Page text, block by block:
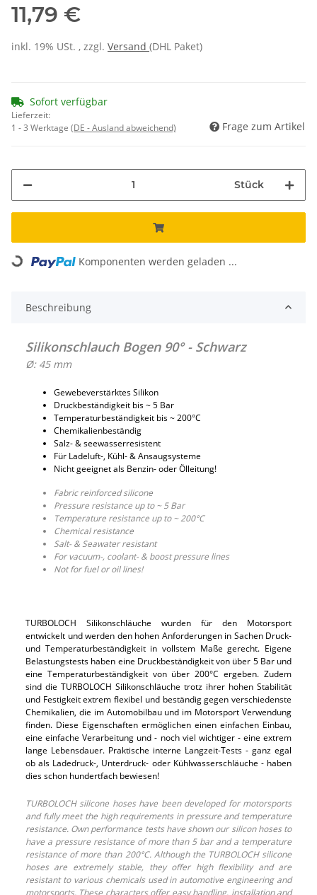
11,79 €
inkl. 19% USt. , zzgl. Versand (DHL Paket)
Sofort verfügbar
Lieferzeit:
1 - 3 Werktage (DE - Ausland abweichend) Frage zum Artikel
Stück
Loading... Komponenten werden geladen ...
Beschreibung
Silikonschlauch Bogen 90° - Schwarz
Ø: 45 mm
Gewebeverstärktes Silikon
Druckbeständigkeit bis ~ 5 Bar
Temperaturbeständigkeit bis ~ 200°C
Chemikalienbeständig
Salz- & seewasserresistent
Für Ladeluft-, Kühl- & Ansaugsysteme
Nicht geeignet als Benzin- oder Ölleitung!
Fabric reinforced silicone
Pressure resistance up to ~ 5 Bar
Temperature resistance up to ~ 200°C
Chemical resistance
Salt- & Seawater resistant
For vacuum-, coolant- & boost pressure lines
Not for fuel or oil lines!
TURBOLOCH Silikonschläuche wurden für den Motorsport
entwickelt und werden den hohen Anforderungen in Sachen Druck-
und Temperaturbeständigkeit in vollstem Maße gerecht. Eigene
Belastungstests haben eine Druckbeständigkeit von über 5 Bar und
eine Temperaturbeständigkeit von über 200°C ergeben. Zudem
sind die TURBOLOCH Silikonschläuche trotz ihrer hohen Stabilität
und Festigkeit extrem flexibel und beständig gegen verschiedenste
Chemikalien, die im Automobilbau und im Motorsport Verwendung
finden. Diese Eigenschaften ermöglichen einen einfachen Einbau,
eine einfache Verarbeitung und - noch viel wichtiger - eine extrem
lange Lebensdauer. Praktische interne Langzeit-Tests - ganz egal
ob als Ladedruck-, Unterdruck- oder Kühlwasserschläuche - haben
dies schon hundertfach bewiesen!
TURBOLOCH silicone hoses have been developed for motorsports
and fully meet the high requirements in pressure and temperature
resistance. Own performance tests have shown our silicon hoses to
have a pressure resistance of more than 5 bar and a temperature
resistance of more than 200°C. Although the TURBOLOCH silicone
hoses are extremely stable, they offer high flexibility and are
resistant to various chemicals used in automotive engineering and
motorsports. These characters offer easy handling, installation and